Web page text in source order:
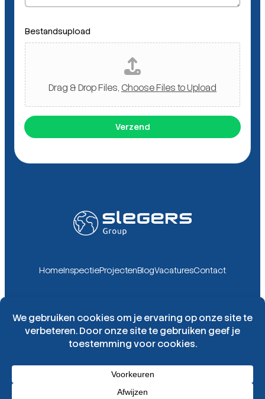
n
u
m
m
e
r
Bestandsupload
Drag & Drop Files, Choose Files to Upload
Verzend
HomeInspectieProjectenBlogVacaturesContact
Slegers Group
Contact opnemen